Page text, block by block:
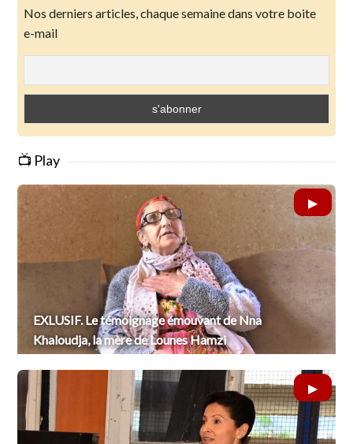
Nos derniers articles, chaque semaine dans votre boite
e-mail
📺 Play
EXLUSIF. Le témoignage émouvant de Nna
Khaloudja, la mère de Lounes Hamzi